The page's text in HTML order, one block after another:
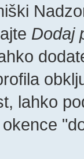
Dodaj
lahko